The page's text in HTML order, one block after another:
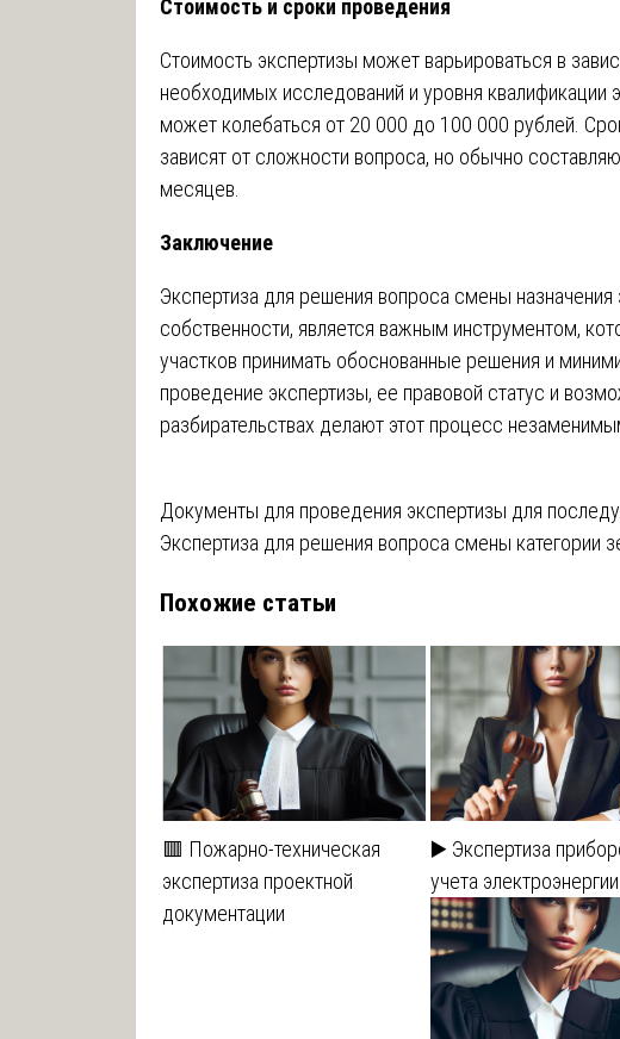
Стоимость и сроки проведения
Стоимость экспертизы может варьироваться в
необходимых исследований и уровня квалификации
может колебаться от 20 000 до 100 000 рублей.
зависят от сложности вопроса, но обычно
месяцев.
Заключение
Экспертиза для решения вопроса смены
собственности, является важным инструментом,
участков принимать обоснованные решения и
проведение экспертизы, ее правовой статус и
разбирательствах делают этот процесс
Навигация
записям
Документы для проведения экспертизы для
Экспертиза для решения вопроса смены категории
Похожие статьи
🟥 Пожарно-техническая
экспертиза проектной
документации
▶️ Экспертиза
учета электроэнергии